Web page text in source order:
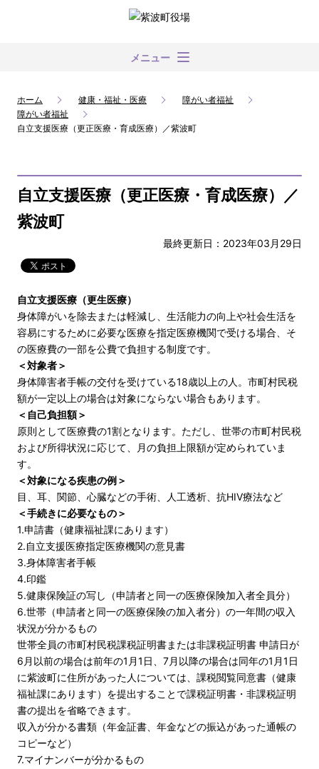
メニュー
ホーム 健康・福祉・医療
障がい者福祉
障がい者福祉
自立支援医療（更正医療・育成医療）／紫波町
自立支援医療（更正医療・育成医療）／
紫波町
最終更新日：2023年03月29日
自立支援医療（更生医療）
身体障がいを除去または軽減し、生活能力の向上や社会生活を
容易にするために必要な医療を指定医療機関で受ける場合、そ
の医療費の一部を公費で負担する制度です。
＜対象者＞
身体障害者手帳の交付を受けている18歳以上の人。市町村民税
額が一定以上の場合は対象にならない場合もあります。
＜自己負担額＞
原則として医療費の1割となります。ただし、世帯の市町村民税
および所得状況に応じて、月の負担上限額が定められていま
す。
＜対象になる疾患の例＞
目、耳、関節、心臓などの手術、人工透析、抗HIV療法など
＜手続きに必要なもの＞
1.申請書（健康福祉課にあります）
2.自立支援医療指定医療機関の意見書
3.身体障害者手帳
4.印鑑
5.健康保険証の写し（申請者と同一の医療保険加入者全員分）
6.世帯（申請者と同一の医療保険の加入者分）の一年間の収入
状況が分かるもの
世帯全員の市町村民税課税証明書または非課税証明書 申請日が
6月以前の場合は前年の1月1日、7月以降の場合は同年の1月1日
に紫波町に住所があった人については、課税閲覧同意書（健康
福祉課にあります）を提出することで課税証明書・非課税証明
書の提出を省略できます。
収入が分かる書類（年金証書、年金などの振込があった通帳の
コピーなど）
7.マイナンバーが分かるもの